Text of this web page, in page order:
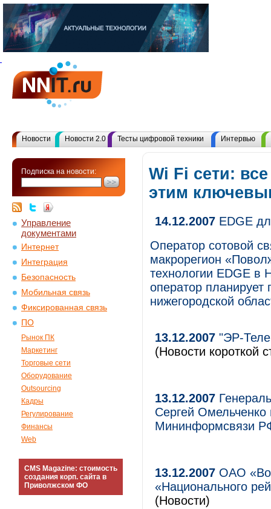
Новости Новости 2.0 Тесты цифровой техники Интервью
Подписка на новости:
Управление
документами
Интернет
Интеграция
Безопасность
Мобильная связь
Фиксированная связь
ПО
Рынок ПК
Маркетинг
Торговые сети
Оборудование
Outsourcing
Кадры
Регулирование
Финансы
Web
CMS Magazine: стоимость
создания корп. сайта в
Приволжском ФО
Wi Fi сети:
этим
14.12.2007 EDGE
Оператор сотовой
макрорегион
технологии EDGE
оператор планирует
нижегородской
13.12.2007 "ЭР-
(Новости короткой
13.12.2007
Сергей Омельченко
Мининформсвязи
13.12.2007 ОАО
«Национального
(Новости)